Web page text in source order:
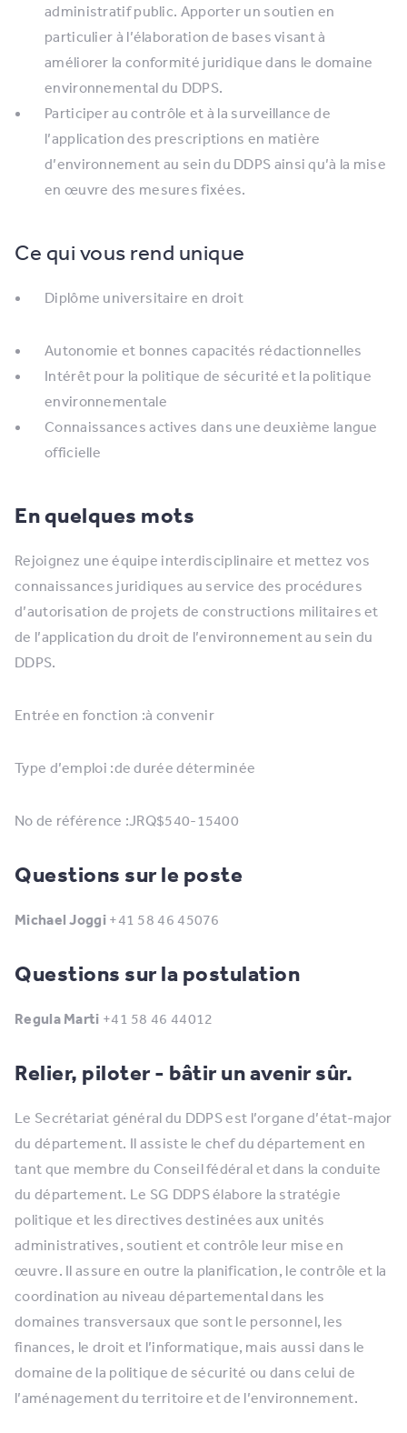
administratif public. Apporter un soutien en
particulier à l’élaboration de bases visant à
améliorer la conformité juridique dans le domaine
environnemental du DDPS.
Participer au contrôle et à la surveillance de
l’application des prescriptions en matière
d’environnement au sein du DDPS ainsi qu’à la mise
en œuvre des mesures fixées.
Ce qui vous rend unique
Diplôme universitaire en droit
Autonomie et bonnes capacités rédactionnelles
Intérêt pour la politique de sécurité et la politique
environnementale
Connaissances actives dans une deuxième langue
officielle
En quelques mots
Rejoignez une équipe interdisciplinaire et mettez vos
connaissances juridiques au service des procédures
d’autorisation de projets de constructions militaires et
de l’application du droit de l’environnement au sein du
DDPS.
Entrée en fonction :à convenir
Type d’emploi :de durée déterminée
No de référence :JRQ$540-15400
Questions sur le poste
Michael Joggi+41 58 46 45076
Questions sur la postulation
Regula Marti +41 58 46 44012
Relier, piloter - bâtir un avenir sûr.
Le Secrétariat général du DDPS est l’organe d’état-major
du département. Il assiste le chef du département en
tant que membre du Conseil fédéral et dans la conduite
du département. Le SG DDPS élabore la stratégie
politique et les directives destinées aux unités
administratives, soutient et contrôle leur mise en
œuvre. Il assure en outre la planification, le contrôle et la
coordination au niveau départemental dans les
domaines transversaux que sont le personnel, les
finances, le droit et l’informatique, mais aussi dans le
domaine de la politique de sécurité ou dans celui de
l’aménagement du territoire et de l’environnement.